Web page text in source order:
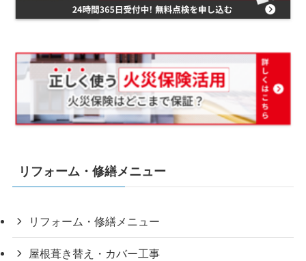
リフォーム・修繕メニュー
リフォーム・修繕メニュー
屋根葺き替え・カバー工事